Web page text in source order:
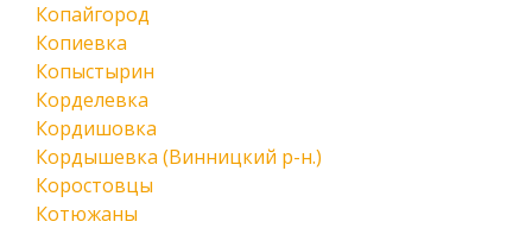
Копайгород
Копиевка
Копыстырин
Корделевка
Кордишовка
Кордышевка (Винницкий р-н.)
Коростовцы
Котюжаны